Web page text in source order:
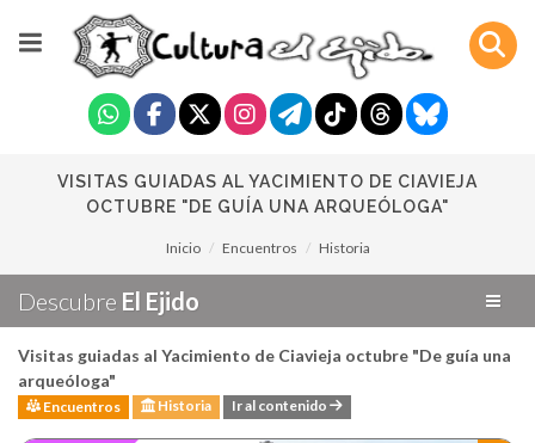
VISITAS GUIADAS AL YACIMIENTO DE CIAVIEJA
OCTUBRE "DE GUÍA UNA ARQUEÓLOGA"
Inicio Encuentros Historia
Descubre El Ejido
Visitas guiadas al Yacimiento de Ciavieja octubre "De guía una
arqueóloga"
Encuentros Historia Ir al contenido